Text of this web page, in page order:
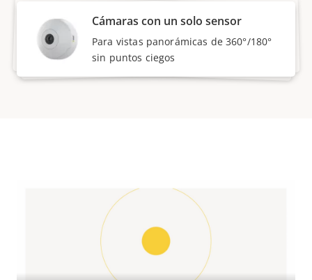
Cámaras con un solo sensor
Para vistas panorámicas de 360°/180°
sin puntos ciegos